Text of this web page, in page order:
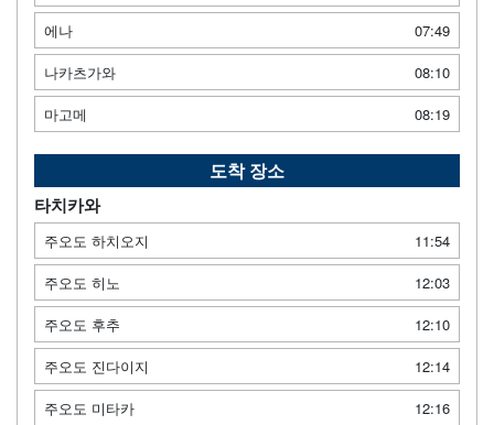
에나
07:49
나카츠가와
08:10
마고메
08:19
도착 장소
타치카와
주오도 하치오지
11:54
주오도 히노
12:03
주오도 후추
12:10
주오도 진다이지
12:14
주오도 미타카
12:16